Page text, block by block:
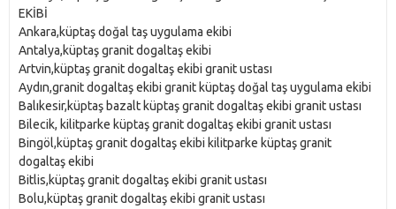
EKİBİ
Ankara,küptaş doğal taş uygulama ekibi
Antalya,küptaş granit dogaltaş ekibi
Artvin,küptaş granit dogaltaş ekibi granit ustası
Aydın,granit dogaltaş ekibi granit küptaş doğal taş uygulama ekibi
Balıkesir,küptaş bazalt küptaş granit dogaltaş ekibi granit ustası
Bilecik, kilitparke küptaş granit dogaltaş ekibi granit ustası
Bingöl,küptaş granit dogaltaş ekibi kilitparke küptaş granit
dogaltaş ekibi
Bitlis,küptaş granit dogaltaş ekibi granit ustası
Bolu,küptaş granit dogaltaş ekibi granit ustası